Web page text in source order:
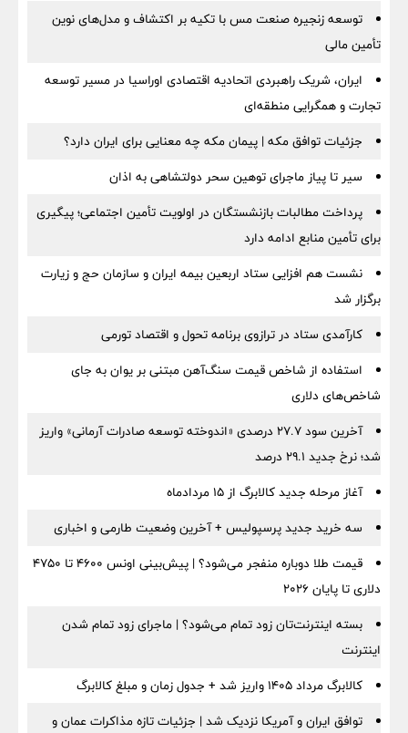
توسعه زنجیره صنعت مس با تکیه بر اکتشاف و مدل‌های نوین
تأمین مالی
ایران، شریک راهبردی اتحادیه اقتصادی اوراسیا در مسیر توسعه
تجارت و همگرایی منطقه‌ای
جزئیات توافق مکه | پیمان مکه چه معنایی برای ایران دارد؟
سیر تا پیاز ماجرای توهین سحر دولتشاهی به اذان
پرداخت مطالبات بازنشستگان در اولویت تأمین اجتماعی؛ پیگیری
برای تأمین منابع ادامه دارد
نشست هم افزایی ستاد اربعین بیمه ایران و سازمان حج و زیارت
برگزار شد
کارآمدی ستاد در ترازوی برنامه تحول و اقتصاد تورمی
استفاده از شاخص قیمت سنگ‌آهن مبتنی بر یوان به جای
شاخص‌های دلاری
آخرین سود ۲۷.۷ درصدی «اندوخته توسعه صادرات آرمانی» واریز
شد؛ نرخ جدید ۲۹.۱ درصد
آغاز مرحله جدید کالابرگ از ۱۵ مردادماه
سه خرید جدید پرسپولیس + آخرین وضعیت طارمی و اخباری
قیمت طلا دوباره منفجر می‌شود؟ | پیش‌بینی اونس ۴۶۰۰ تا ۴۷۵۰
دلاری تا پایان ۲۰۲۶
بسته اینترنت‌تان زود تمام می‌شود؟ | ماجرای زود تمام شدن
اینترنت
کالابرگ مرداد ۱۴۰۵ واریز شد + جدول زمان و مبلغ کالابرگ
توافق ایران و آمریکا نزدیک شد | جزئیات تازه مذاکرات عمان و